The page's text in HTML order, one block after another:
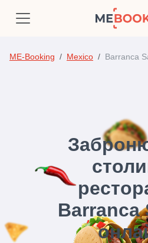
ME-Booking Mexico Barranca
Barranca